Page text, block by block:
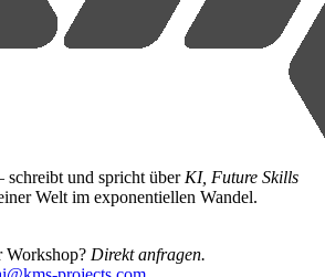
und spricht über KI, Future Skills
Welt im exponentiellen Wandel.
Workshop? Direkt anfragen.